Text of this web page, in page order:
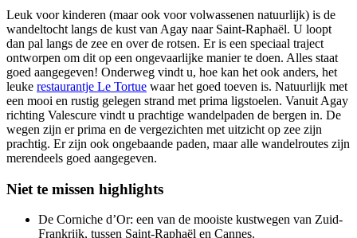
Leuk voor kinderen (maar ook voor volwassenen natuurlijk) is de
wandeltocht langs de kust van Agay naar Saint-Raphaël. U loopt
dan pal langs de zee en over de rotsen. Er is een speciaal traject
ontworpen om dit op een ongevaarlijke manier te doen. Alles staat
goed aangegeven! Onderweg vindt u, hoe kan het ook anders, het
leuke restaurantje Le Tortue waar het goed toeven is. Natuurlijk met
een mooi en rustig gelegen strand met prima ligstoelen. Vanuit Agay
richting Valescure vindt u prachtige wandelpaden de bergen in. De
wegen zijn er prima en de vergezichten met uitzicht op zee zijn
prachtig. Er zijn ook ongebaande paden, maar alle wandelroutes zijn
merendeels goed aangegeven.
Niet te missen highlights
De Corniche d’Or: een van de mooiste kustwegen van Zuid-
Frankrijk, tussen Saint-Raphaël en Cannes.